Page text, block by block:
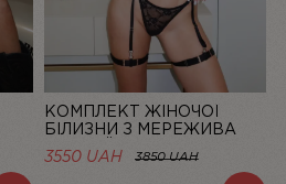
|
КОМПЛЕКТ ЖІНОЧОЇ
БІЛИЗНИ З МЕРЕЖИВА
ЧОРНИЙ MUSE | LINIYA
3550 UAH 3850 UAH